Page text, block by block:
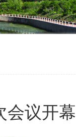
会议开幕